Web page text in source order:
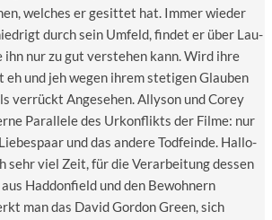
wel­ches er gesit­tet hat. Immer wie­der
durch sein Umfeld, fin­det er über Lau­
ihn nur zu gut ver­ste­hen kann. Wird ihre
und jeh wegen ihrem ste­ti­gen Glau­ben
ver­rückt Ange­se­hen. Ally­son und Corey
Par­al­le­le des Urkon­flikts der Fil­me: nur
und das ande­re Tod­fein­de. Hal­lo­
sehr viel Zeit, für die Ver­ar­bei­tung des­sen
Had­don­field und den Bewoh­nern
man das David Gor­don Green, sich